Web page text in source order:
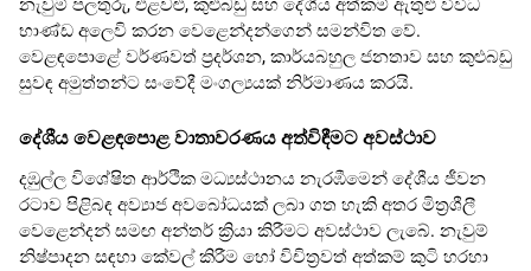
නැවුම් පලතුරු, එළවළු, කුළුබඩු සහ දේශීය අත්කම් ඇතුළු විවිධ
භාණ්ඩ අලෙවි කරන වෙළෙන්දන්ගෙන් සමන්විත වේ.
වෙළඳපොළේ වර්ණවත් ප්‍රදර්ශන, කාර්යබහුල ජනතාව සහ කුළුබඩු
සුවඳ අමුත්තන්ට සංවේදී මංගල්‍යයක් නිර්මාණය කරයි.
දේශීය වෙළඳපොළ වාතාවරණය අත්විඳීමට අවස්ථාව
දඹුල්ල විශේෂිත ආර්ථික මධ්‍යස්ථානය නැරඹීමෙන් දේශීය ජීවන
රටාව පිළිබඳ අව්‍යාජ අවබෝධයක් ලබා ගත හැකි අතර මිත්‍රශීලී
වෙළෙන්දන් සමඟ අන්තර් ක්‍රියා කිරීමට අවස්ථාව ලැබේ. නැවුම්
නිෂ්පාදන සඳහා කේවල් කිරීම හෝ විචිත්‍රවත් අත්කම් කුටි හරහා